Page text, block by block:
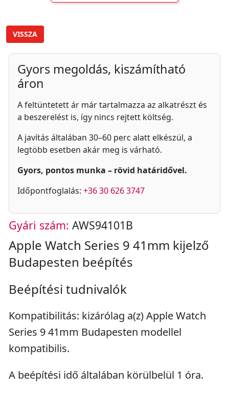
VISSZA
Gyors megoldás, kiszámítható
áron
A feltüntetett ár már tartalmazza az alkatrészt és
a beszerelést is, így nincs rejtett költség.
A javítás általában 30–60 perc alatt elkészül, a
legtöbb esetben akár meg is várható.
Gyors, pontos munka – rövid határidővel.
Időpontfoglalás: +36 30 626 3747
Gyári szám: AWS94101B
Apple Watch Series 9 41mm kijelző
Budapesten beépítés
Beépítési tudnivalók
Kompatibilitás: kizárólag a(z) Apple Watch
Series 9 41mm Budapesten modellel
kompatibilis.
A beépítési idő általában körülbelül 1 óra.